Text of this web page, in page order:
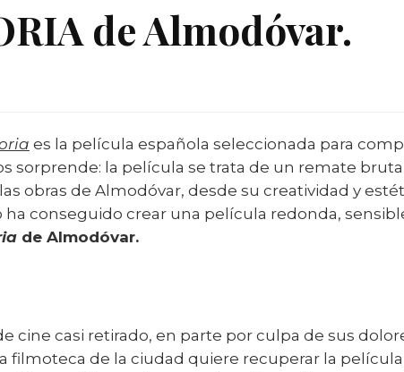
de Almodóvar.
es la película española seleccionada para
sorprende: la película se trata de un remate
obras de Almodóvar, desde su creatividad y
conseguido crear una película redonda,
de Almodóvar.
cine casi retirado, en parte por culpa de sus
filmoteca de la ciudad quiere recuperar la